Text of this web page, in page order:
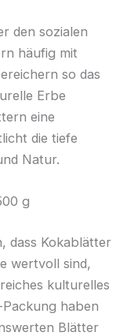
den sozialen
häufig mit
so das
Erbe
eine
die tiefe
Natur.
g
dass Kokablätter
wertvoll sind,
kulturelles
haben
Blätter